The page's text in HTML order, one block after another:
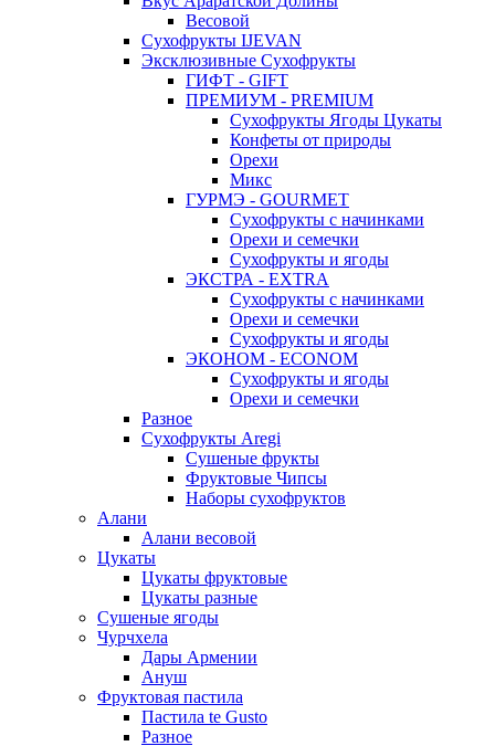
Весовой
Сухофрукты IJEVAN
Эксклюзивные Сухофрукты
ГИФТ - GIFT
ПРЕМИУМ - PREMIUM
Сухофрукты Ягоды Цукаты
Конфеты от природы
Орехи
Микс
ГУРМЭ - GOURMET
Сухофрукты с начинками
Орехи и семечки
Сухофрукты и ягоды
ЭКСТРА - EXTRA
Сухофрукты с начинками
Орехи и семечки
Сухофрукты и ягоды
ЭКОНОМ - ECONOM
Сухофрукты и ягоды
Орехи и семечки
Разное
Сухофрукты Aregi
Сушеные фрукты
Фруктовые Чипсы
Наборы сухофруктов
Алани
Алани весовой
Цукаты
Цукаты фруктовые
Цукаты разные
Сушеные ягоды
Чурчхела
Дары Армении
Ануш
Фруктовая пастила
Пастила te Gusto
Разное